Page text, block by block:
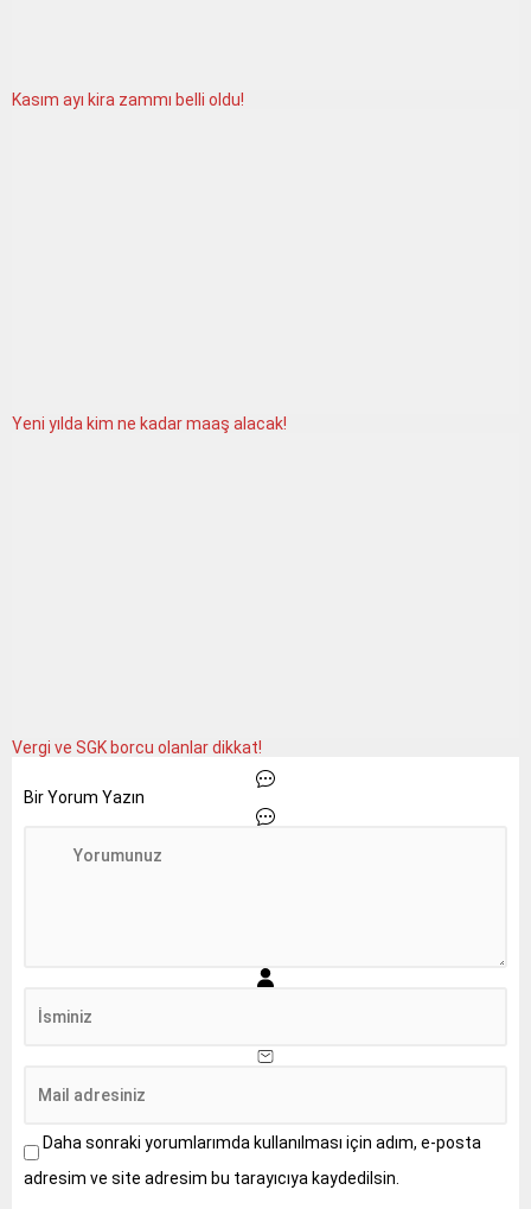
Kasım ayı kira zammı belli oldu!
Yeni yılda kim ne kadar maaş alacak!
Vergi ve SGK borcu olanlar dikkat!
Bir Yorum Yazın
Daha sonraki yorumlarımda kullanılması için adım, e-posta
adresim ve site adresim bu tarayıcıya kaydedilsin.